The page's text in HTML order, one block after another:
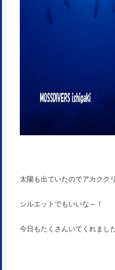
太陽も出ていたのでアカクク
シルエットでもいいな～！
今日もたくさんいてくれまし